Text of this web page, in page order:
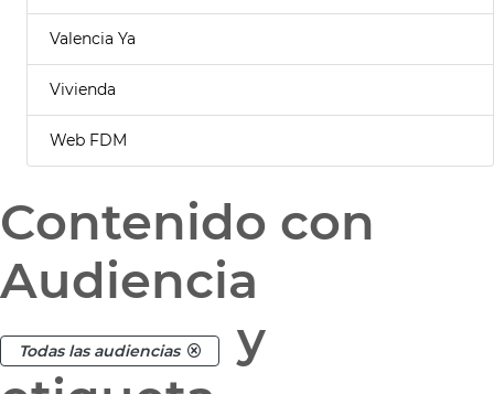
Valencia Ya
Vivienda
Web FDM
Contenido con
Audiencia
Todas las audiencias
y